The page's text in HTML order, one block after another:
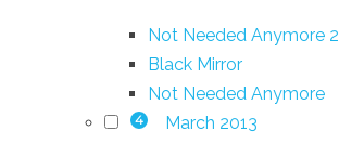
Not Needed Anymore 2
Black Mirror
Not Needed Anymore
4 March 2013